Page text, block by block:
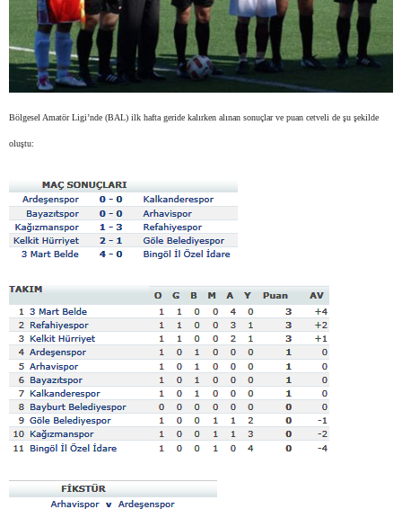
Bölgesel Amatör Ligi’nde (BAL) ilk hafta geride kalırken alınan sonuçlar ve puan cetveli de şu şekilde
oluştu: